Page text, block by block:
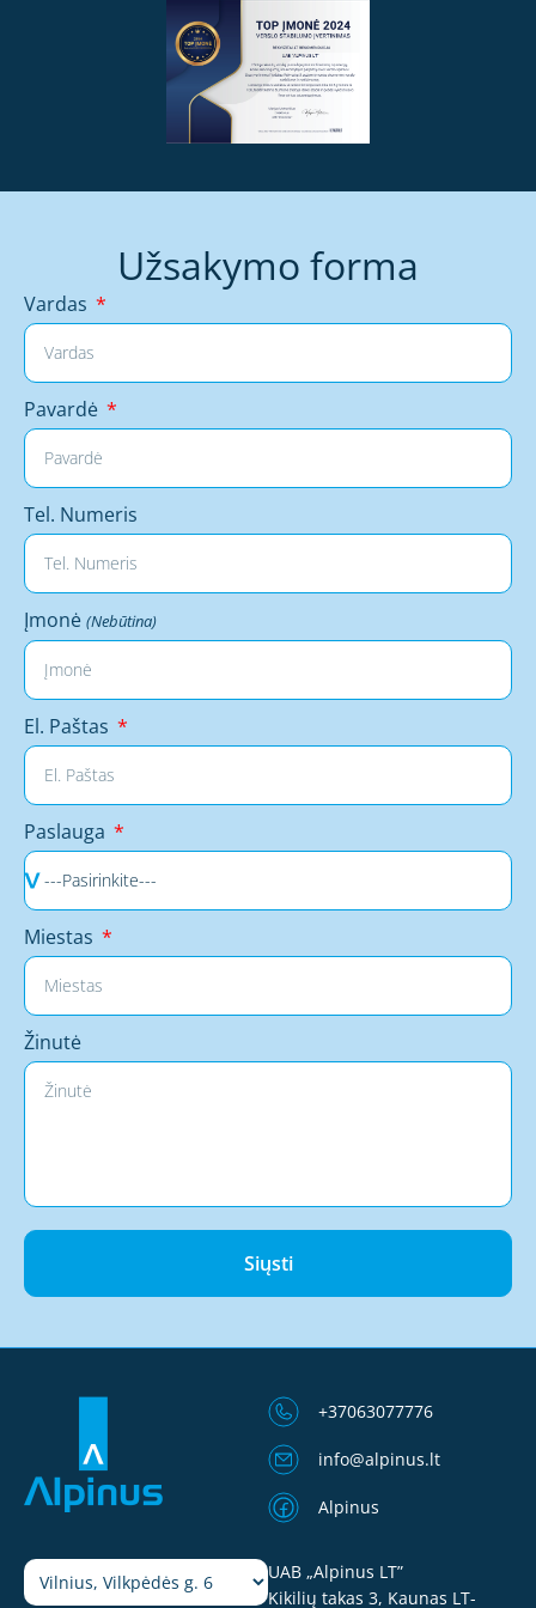
Užsakymo forma
Vardas
Pavardė
Tel. Numeris
Įmonė (Nebūtina)
El. Paštas
Paslauga
Miestas
Žinutė
Siųsti
+37063077776
info@alpinus.lt
Alpinus
UAB „Alpinus LT”
Kikilių takas 3, Kaunas LT-